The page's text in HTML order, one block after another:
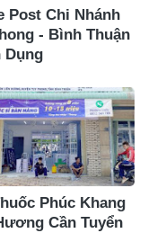
Post Chi Nhánh
- Bình Thuận
Dụng
Phúc Khang
Cần Tuyển